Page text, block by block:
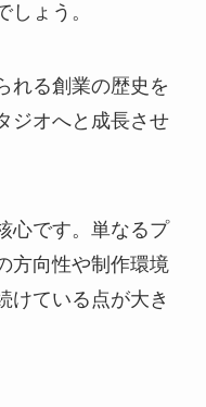
ょう。
れる創業の歴史を
ジオへと成長させ
心です。単なるプ
方向性や制作環境
けている点が大き